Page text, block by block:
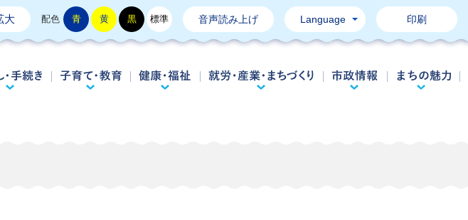
大 配色 青 黄 黒 標準 音声読み上げ Language 印刷
防犯・災害情報くらし・手続き子育て・教育 健康・福祉 就労・産業・まちづくり
市政情報